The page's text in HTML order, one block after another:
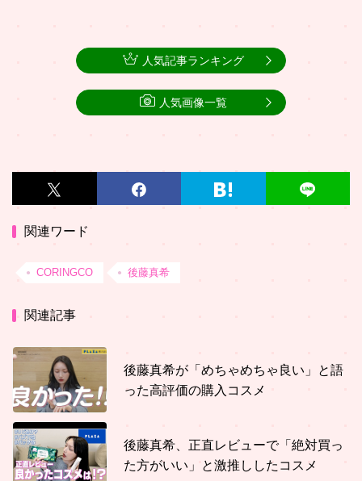
関連ワード
CORINGCO 後藤真希
関連記事
後藤真希が「めちゃめちゃ良い」と語
った高評価の購入コスメ
後藤真希、正直レビューで「絶対買っ
た方がいい」と激推ししたコスメ
人気記事ランキング
人気画像一覧